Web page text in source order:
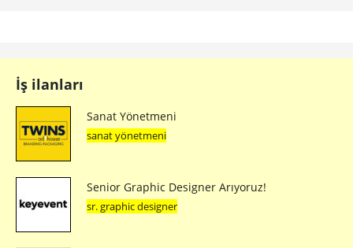
İş ilanları
Sanat Yönetmeni
sanat yönetmeni
Senior Graphic Designer Arıyoruz!
sr. graphic designer